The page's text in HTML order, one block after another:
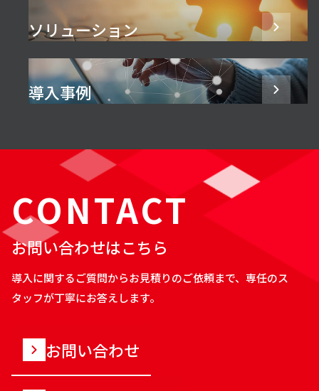
ソリューション
導入事例
CONTACT
お問い合わせはこちら
導入に関するご質問からお見積りのご依頼まで、専任のス
タッフが丁寧にお答えします。
お問い合わせ